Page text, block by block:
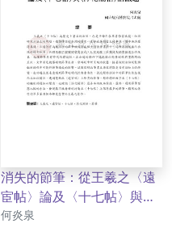
消失的節筆：從王羲之〈遠
宦帖〉論及〈十七帖〉與
〈淳化閣帖〉諸議題
作者
何炎泉